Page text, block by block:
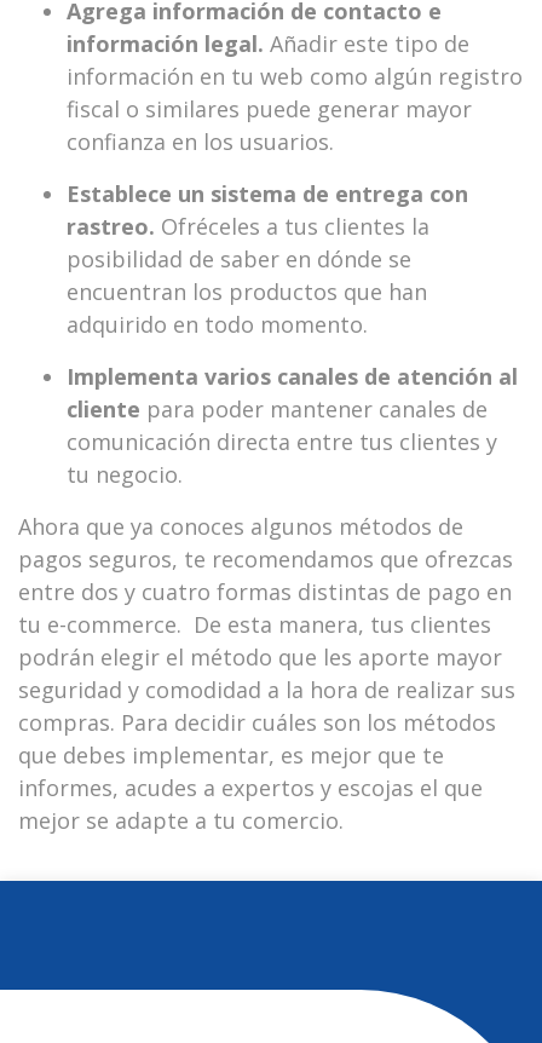
Agrega información de contacto e
información legal. Añadir este tipo de
información en tu web como algún registro
fiscal o similares puede generar mayor
confianza en los usuarios.
Establece un sistema de entrega con
rastreo. Ofréceles a tus clientes la
posibilidad de saber en dónde se
encuentran los productos que han
adquirido en todo momento.
Implementa varios canales de atención al
cliente para poder mantener canales de
comunicación directa entre tus clientes y
tu negocio.
Ahora que ya conoces algunos métodos de
pagos seguros, te recomendamos que ofrezcas
entre dos y cuatro formas distintas de pago en
tu e-commerce. De esta manera, tus clientes
podrán elegir el método que les aporte mayor
seguridad y comodidad a la hora de realizar sus
compras. Para decidir cuáles son los métodos
que debes implementar, es mejor que te
informes, acudes a expertos y escojas el que
mejor se adapte a tu comercio.